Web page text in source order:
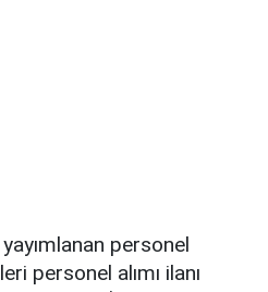
personel
personel alımı ilanı